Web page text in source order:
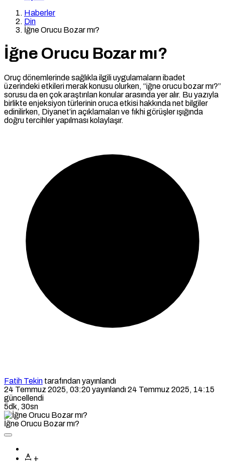
Haberler
Din
İğne Orucu Bozar mı?
İğne Orucu Bozar mı?
Oruç dönemlerinde sağlıkla ilgili uygulamaların ibadet
üzerindeki etkileri merak konusu olurken, “iğne orucu bozar mı?”
sorusu da en çok araştırılan konular arasında yer alır. Bu yazıyla
birlikte enjeksiyon türlerinin oruca etkisi hakkında net bilgiler
edinilirken, Diyanet’in açıklamaları ve fıkhi görüşler ışığında
doğru tercihler yapılması kolaylaşır.
Fatih Tekin tarafından yayınlandı
24 Temmuz 2025, 03:20yayınlandı24 Temmuz 2025, 14:15
güncellendi
5dk, 30sn
İğne Orucu Bozar mı?
+